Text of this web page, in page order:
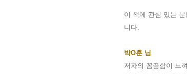
이 책에 관심 있는
니다.
박O훈 님
저자의 꼼꼼함이 느